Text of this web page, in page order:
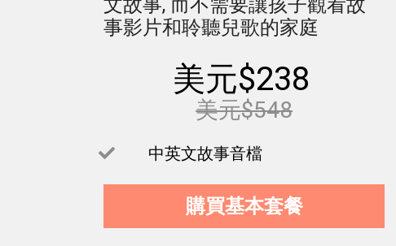
文故事, 而不需要讓孩子觀看故
事影片和聆聽兒歌的家庭
美元$238
美元$548
中英文故事音檔
購買基本套餐